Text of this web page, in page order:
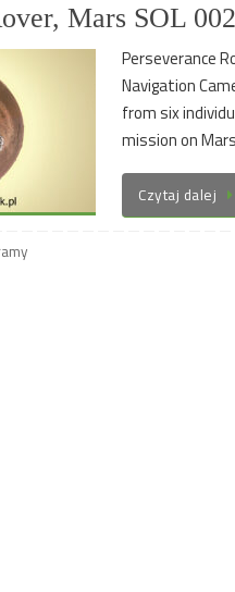
Mars SOL
Perseverance
Navigation
from six
mission on
Czytaj dalej